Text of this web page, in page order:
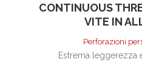
CONTINUOUS
VITE IN
Perforazioni
Estrema leggerezza